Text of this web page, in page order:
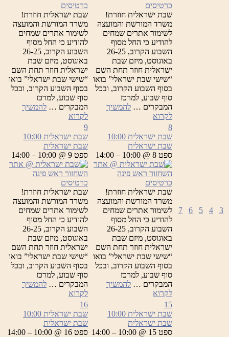
כרטיסים
שבת ישראלית חוזרת!
משרד המורשת והמועצה
לשימור אתרים שמחים
להודיע כי החל מסוף
השבוע הקרוב, 26-25
באוגוסט, מיזם שבת
ישראלית חוזר תחת השם
“שישי שבת ישראלי” בואו
בסוף השבוע הקרוב, ובכל
סוף שבוע, למרכז
המבקרים … להמשיך
לקרוא
כרטיסים
שבת ישראלית חוזרת!
משרד המורשת והמועצה
לשימור אתרים שמחים
להודיע כי החל מסוף
השבוע הקרוב, 26-25
באוגוסט, מיזם שבת
ישראלית חוזר תחת השם
“שישי שבת ישראלי” בואו
בסוף השבוע הקרוב, ובכל
סוף שבוע, למרכז
המבקרים … להמשיך
לקרוא
3
4
5
6
7
8
שבת ישראלית 10:00
שבת ישראלית
ספט 8 @ 10:00 – 14:00
כרטיסים
שבת ישראלית חוזרת!
משרד המורשת והמועצה
לשימור אתרים שמחים
להודיע כי החל מסוף
השבוע הקרוב, 26-25
באוגוסט, מיזם שבת
ישראלית חוזר תחת השם
“שישי שבת ישראלי” בואו
בסוף השבוע הקרוב, ובכל
סוף שבוע, למרכז
המבקרים … להמשיך
לקרוא
9
שבת ישראלית 10:00
שבת ישראלית
ספט 9 @ 10:00 – 14:00
כרטיסים
שבת ישראלית חוזרת!
משרד המורשת והמועצה
לשימור אתרים שמחים
להודיע כי החל מסוף
השבוע הקרוב, 26-25
באוגוסט, מיזם שבת
ישראלית חוזר תחת השם
“שישי שבת ישראלי” בואו
בסוף השבוע הקרוב, ובכל
סוף שבוע, למרכז
המבקרים … להמשיך
לקרוא
15
שבת ישראלית 10:00
שבת ישראלית
ספט 15 @ 10:00 – 14:00
16
שבת ישראלית 10:00
שבת ישראלית
ספט 16 @ 10:00 – 14:00